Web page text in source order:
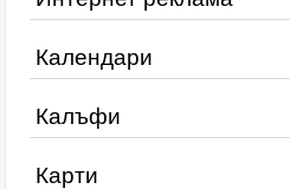
Календари
Калъфи
Карти